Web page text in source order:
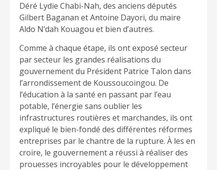
Déré Lydie Chabi-Nah, des anciens députés
Gilbert Baganan et Antoine Dayori, du maire
Aldo N’dah Kouagou et bien d’autres.
Comme à chaque étape, ils ont exposé secteur
par secteur les grandes réalisations du
gouvernement du Président Patrice Talon dans
l’arrondissement de Koussoucoingou. De
l’éducation à la santé en passant par l’eau
potable, l’énergie sans oublier les
infrastructures routières et marchandes, ils ont
expliqué le bien-fondé des différentes réformes
entreprises par le chantre de la rupture. À les en
croire, le gouvernement a réussi à réaliser des
prouesses incroyables pour le développement